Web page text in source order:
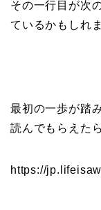
その一行目が次
ているかもしれ
最初の一歩が踏
読んでもらえた
https://